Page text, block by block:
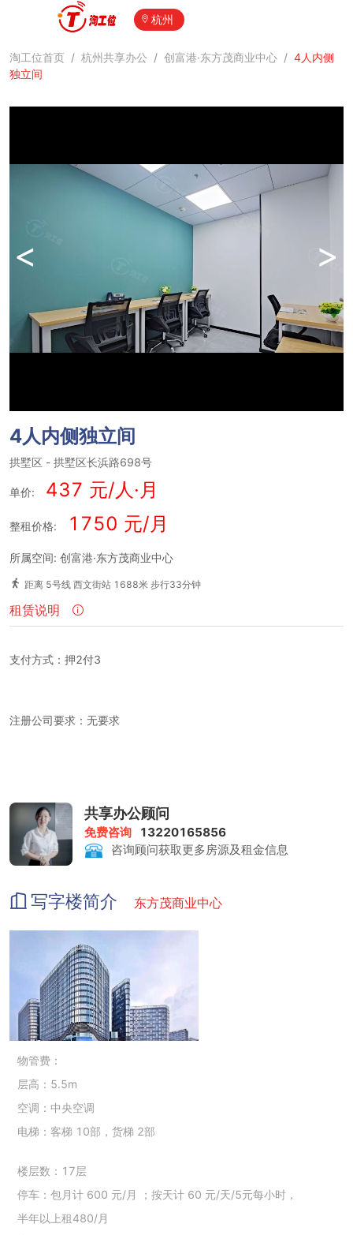
杭州
淘工位首页 / 杭州共享办公 / 创富港·东方茂商业中心 / 4人内侧
独立间
< >
4人内侧独立间
拱墅区 - 拱墅区长浜路698号
单价: 437 元/人·月
整租价格: 1750 元/月
所属空间: 创富港·东方茂商业中心
距离 5号线 西文街站 1688米 步行33分钟
租赁说明
支付方式：押2付3
注册公司要求：无要求
打印复印：0.5元/张
共享办公顾问
免费咨询
13220165856
咨询顾问获取更多房源及租金信息
写字楼简介 东方茂商业中心
物管费：
层高：5.5m
空调：中央空调
电梯：客梯 10部，货梯 2部
楼层数：17层
停车：包月计 600 元/月 ；按天计 60 元/天/5元每小时，
半年以上租480/月